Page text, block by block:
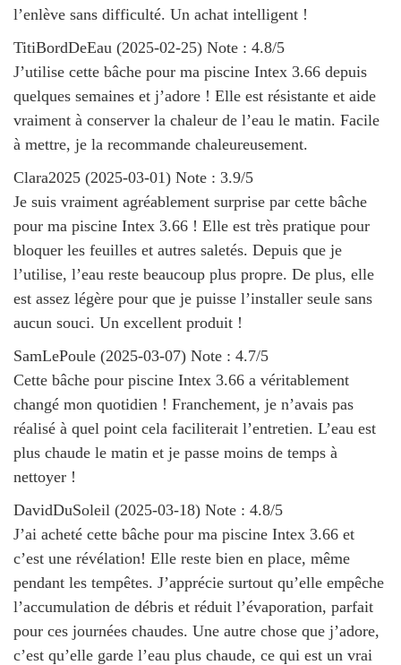
l’enlève sans difficulté. Un achat intelligent !
TitiBordDeEau (2025-02-25) Note : 4.8/5
J’utilise cette bâche pour ma piscine Intex 3.66 depuis
quelques semaines et j’adore ! Elle est résistante et aide
vraiment à conserver la chaleur de l’eau le matin. Facile
à mettre, je la recommande chaleureusement.
Clara2025 (2025-03-01) Note : 3.9/5
Je suis vraiment agréablement surprise par cette bâche
pour ma piscine Intex 3.66 ! Elle est très pratique pour
bloquer les feuilles et autres saletés. Depuis que je
l’utilise, l’eau reste beaucoup plus propre. De plus, elle
est assez légère pour que je puisse l’installer seule sans
aucun souci. Un excellent produit !
SamLePoule (2025-03-07) Note : 4.7/5
Cette bâche pour piscine Intex 3.66 a véritablement
changé mon quotidien ! Franchement, je n’avais pas
réalisé à quel point cela faciliterait l’entretien. L’eau est
plus chaude le matin et je passe moins de temps à
nettoyer !
DavidDuSoleil (2025-03-18) Note : 4.8/5
J’ai acheté cette bâche pour ma piscine Intex 3.66 et
c’est une révélation! Elle reste bien en place, même
pendant les tempêtes. J’apprécie surtout qu’elle empêche
l’accumulation de débris et réduit l’évaporation, parfait
pour ces journées chaudes. Une autre chose que j’adore,
c’est qu’elle garde l’eau plus chaude, ce qui est un vrai